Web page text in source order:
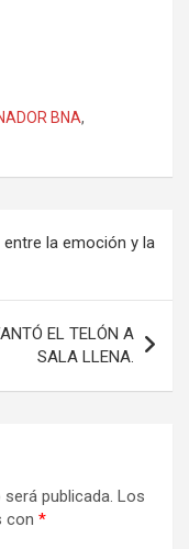
BNA,
la emoción y la
EL TELÓN A
SALA LLENA.
publicada. Los
con *